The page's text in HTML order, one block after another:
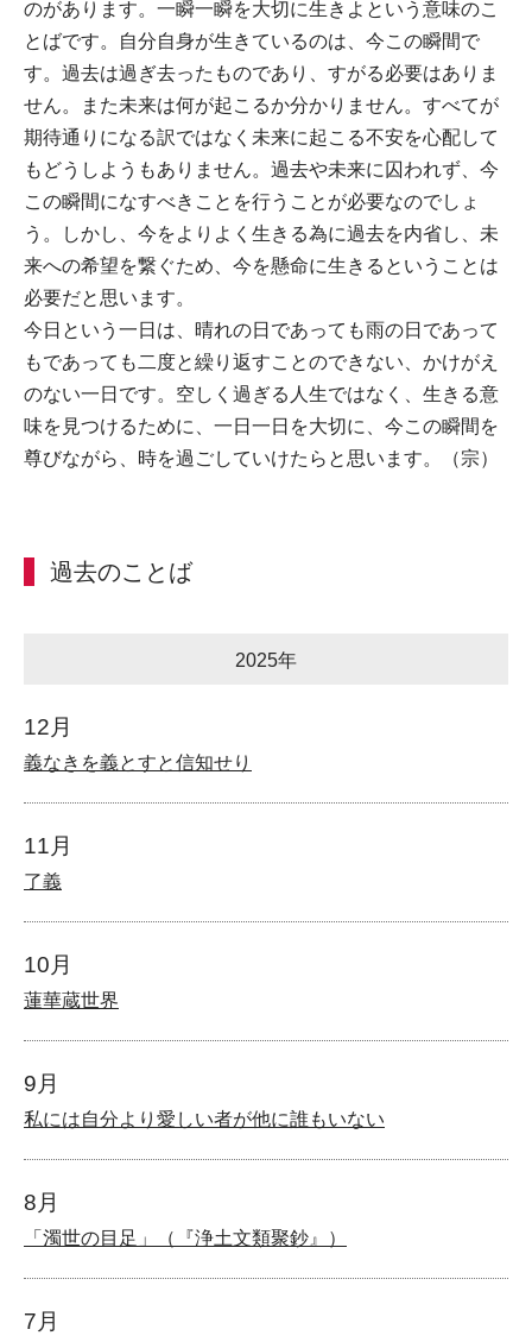
のがあります。一瞬一瞬を大切に生きよという意味のこ
とばです。自分自身が生きているのは、今この瞬間で
す。過去は過ぎ去ったものであり、すがる必要はありま
せん。また未来は何が起こるか分かりません。すべてが
期待通りになる訳ではなく未来に起こる不安を心配して
もどうしようもありません。過去や未来に囚われず、今
この瞬間になすべきことを行うことが必要なのでしょ
う。しかし、今をよりよく生きる為に過去を内省し、未
来への希望を繋ぐため、今を懸命に生きるということは
必要だと思います。
今日という一日は、晴れの日であっても雨の日であって
もであっても二度と繰り返すことのできない、かけがえ
のない一日です。空しく過ぎる人生ではなく、生きる意
味を見つけるために、一日一日を大切に、今この瞬間を
尊びながら、時を過ごしていけたらと思います。（宗）
過去のことば
2025年
12月
義なきを義とすと信知せり
11月
了義
10月
蓮華蔵世界
9月
私には自分より愛しい者が他に誰もいない
8月
「濁世の目足」（『浄土文類聚鈔』）
7月